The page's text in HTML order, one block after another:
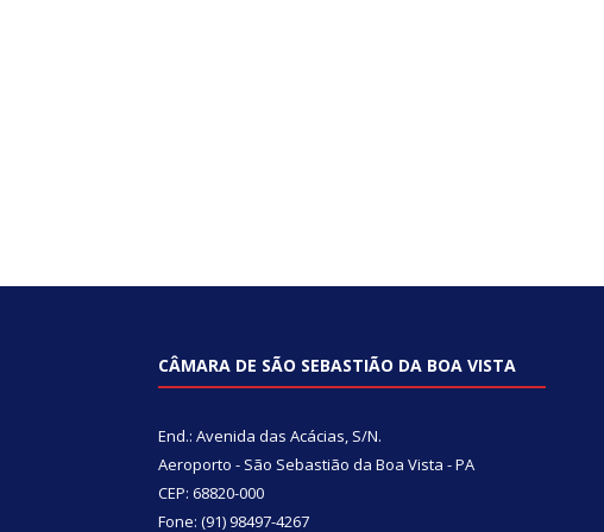
CÂMARA DE SÃO SEBASTIÃO DA BOA VISTA
End.: Avenida das Acácias, S/N.
Aeroporto - São Sebastião da Boa Vista - PA
CEP: 68820-000
Fone: (91) 98497-4267